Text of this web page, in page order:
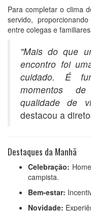
Para completar o clima
servido,
entre colegas e
"Mais do que
encontro foi
cuidado. É
momentos
qualidade de
destacou a
Destaques da Manhã
Celebração:
campista.
Bem-estar:
Novidade: